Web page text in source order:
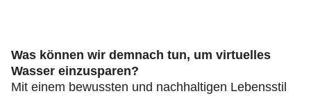
Was können wir demnach tun, um virtuelles
Wasser einzusparen?
Mit einem bewussten und nachhaltigen Lebensstil